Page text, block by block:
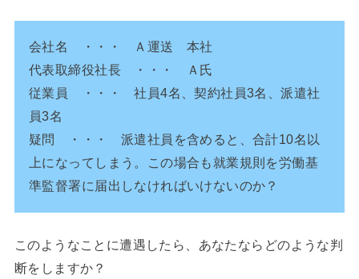
会社名 ・・・ Ａ運送 本社
代表取締役社長 ・・・ Ａ氏
従業員 ・・・ 社員4名、契約社員3名、派遣社
員3名
疑問 ・・・ 派遣社員を含めると、合計10名以
上になってしまう。この場合も就業規則を労働基
準監督署に届出しなければいけないのか？
このようなことに遭遇したら、あなたならどのような判
断をしますか？